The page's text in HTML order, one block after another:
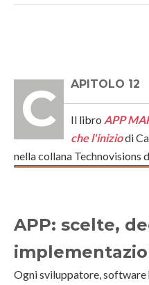
CAPITOLO 12
Il libro APP
che l'iniziodi
nella collana Technovisions
APP: scelte,
Ogni sviluppatore, software